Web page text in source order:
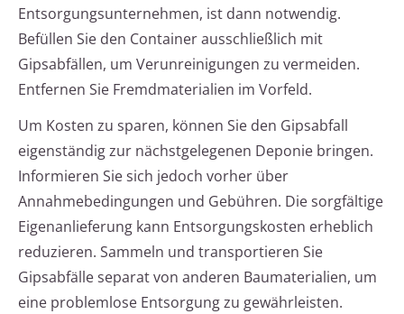
Entsorgungsunternehmen, ist dann notwendig.
Befüllen Sie den Container ausschließlich mit
Gipsabfällen, um Verunreinigungen zu vermeiden.
Entfernen Sie Fremdmaterialien im Vorfeld.
Um Kosten zu sparen, können Sie den Gipsabfall
eigenständig zur nächstgelegenen Deponie bringen.
Informieren Sie sich jedoch vorher über
Annahmebedingungen und Gebühren. Die sorgfältige
Eigenanlieferung kann Entsorgungskosten erheblich
reduzieren. Sammeln und transportieren Sie
Gipsabfälle separat von anderen Baumaterialien, um
eine problemlose Entsorgung zu gewährleisten.